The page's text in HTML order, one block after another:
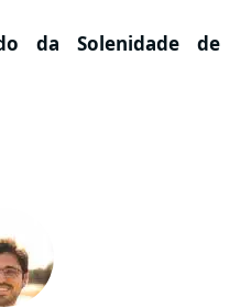
da Solenidade de